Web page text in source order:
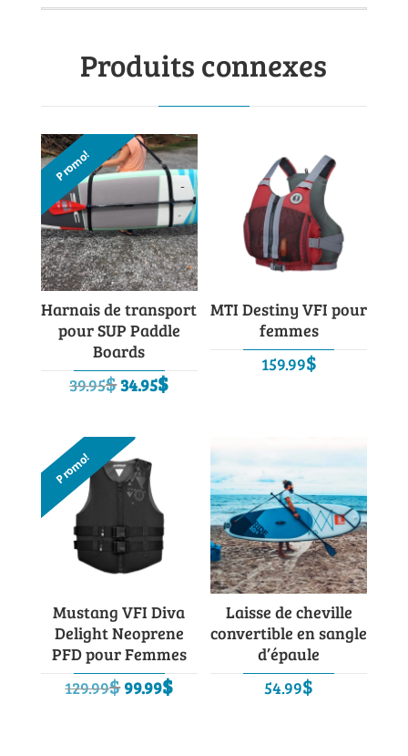
Produits connexes
Promo!
Harnais de transport
pour SUP Paddle
Boards
39.95$Le
initial
était :
39.95$.
34.95$Le
34.95$.
MTI Destiny VFI pour
femmes
159.99$
Promo!
Mustang VFI Diva
Delight Neoprene
PFD pour Femmes
129.99$Le
99.99$Le
Laisse de cheville
convertible en sangle
d’épaule
54.99$